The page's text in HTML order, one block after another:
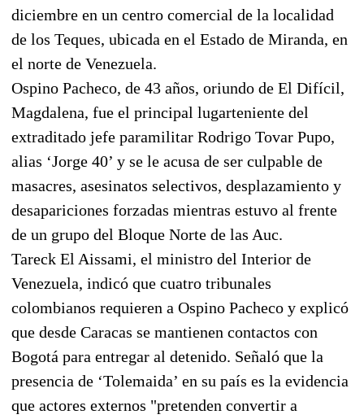
diciembre en un centro comercial de la localidad
de los Teques, ubicada en el Estado de Miranda, en
el norte de Venezuela.
Ospino Pacheco, de 43 años, oriundo de El Difícil,
Magdalena, fue el principal lugarteniente del
extraditado jefe paramilitar Rodrigo Tovar Pupo,
alias ‘Jorge 40’ y se le acusa de ser culpable de
masacres, asesinatos selectivos, desplazamiento y
desapariciones forzadas mientras estuvo al frente
de un grupo del Bloque Norte de las Auc.
Tareck El Aissami, el ministro del Interior de
Venezuela, indicó que cuatro tribunales
colombianos requieren a Ospino Pacheco y explicó
que desde Caracas se mantienen contactos con
Bogotá para entregar al detenido. Señaló que la
presencia de ‘Tolemaida’ en su país es la evidencia
que actores externos "pretenden convertir a